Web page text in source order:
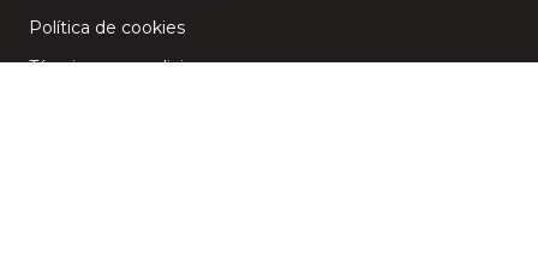
Política de cookies
Términos y condiciones